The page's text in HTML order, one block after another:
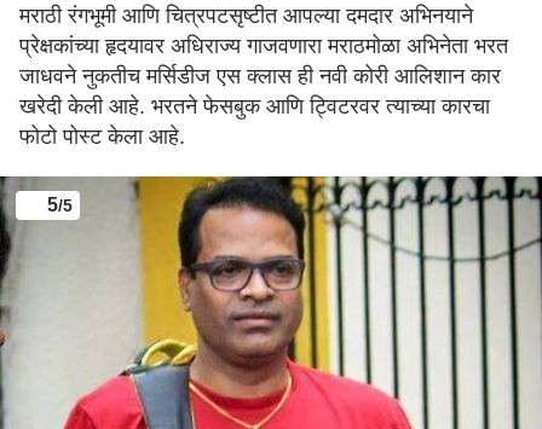
मराठी रंगभूमी आणि चित्रपटसृष्टीत आपल्या दमदार अभिनयाने
प्रेक्षकांच्या हृदयावर अधिराज्य गाजवणारा मराठमोळा अभिनेता भरत
जाधवने नुकतीच मर्सिडीज एस क्लास ही नवी कोरी आलिशान कार
खरेदी केली आहे. भरतने फेसबुक आणि ट्विटरवर त्याच्या कारचा
फोटो पोस्ट केला आहे.
5/5